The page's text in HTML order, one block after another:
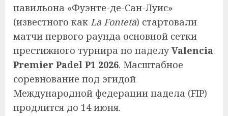
павильона «Фуэнте-де-Сан-Луис»
(известного как La Fonteta) стартовали
матчи первого раунда основной сетки
престижного турнира по паделу Valencia
Premier Padel P1 2026. Масштабное
соревнование под эгидой
Международной федерации падела (FIP)
продлится до 14 июня.